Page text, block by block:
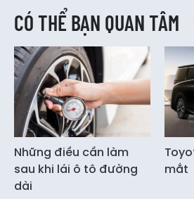
CÓ THỂ BẠN QUAN TÂM
Những điều cần làm
sau khi lái ô tô đường
dài
mắt